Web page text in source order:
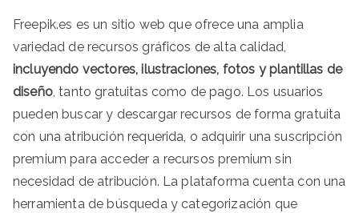
Freepik.es es un sitio web que ofrece una amplia
variedad de recursos gráficos de alta calidad,
incluyendo vectores, ilustraciones, fotos y plantillas de
diseño, tanto gratuitas como de pago. Los usuarios
pueden buscar y descargar recursos de forma gratuita
con una atribución requerida, o adquirir una suscripción
premium para acceder a recursos premium sin
necesidad de atribución. La plataforma cuenta con una
herramienta de búsqueda y categorización que